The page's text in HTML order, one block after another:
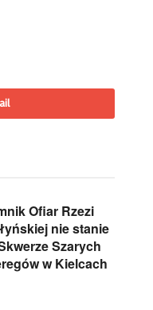
Ofiar Rzezi
nie stanie
Szarych
w Kielcach